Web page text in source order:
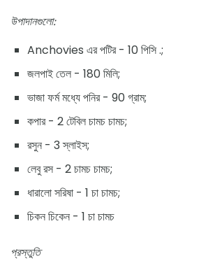
উপাদানগুলো:
Anchovies এর পটির - 10 পিসি .;
জলপাই তেল - 180 মিলি;
ভাজা ফর্ম মধ্যে পনির - 90 গ্রাম;
কপার - 2 টেবিল চামচ চামচ;
রসুন - 3 স্লাইস;
লেবু রস - 2 চামচ চামচ;
ধারালো সরিষা - 1 চা চামচ;
চিকন চিকেন - 1 চা চামচ
প্রস্তুতি